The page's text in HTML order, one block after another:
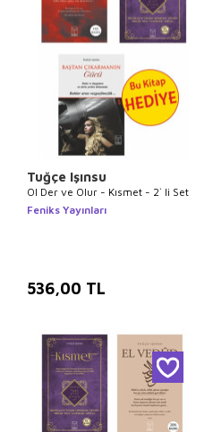
Tuğçe Işınsu
Ol Der ve Olur - Kısmet - 2` li Set
Feniks Yayınları
536,00 TL